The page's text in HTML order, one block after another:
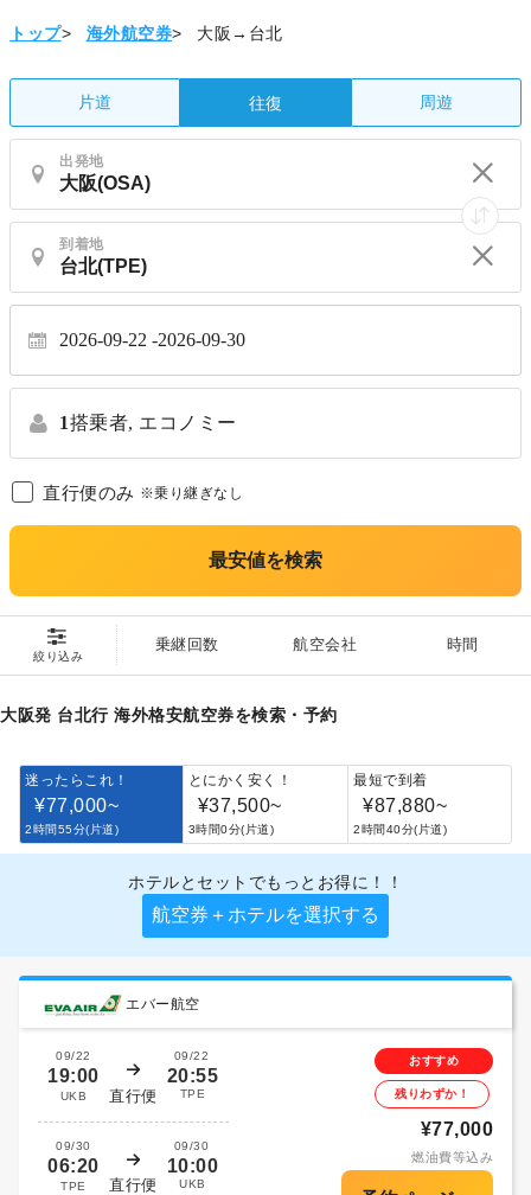
トップ> 海外航空券> 大阪→台北
片道 往復 周遊
出発地
到着地
2026-09-22 2026-09-30
1搭乗者, エコノミー
直行便のみ ※乗り継ぎなし
最安値を検索
絞り込み
乗継回数 航空会社 時間
大阪発 台北行 海外格安航空券を検索・予約
迷ったらこれ！
¥77,000~
2時間55分(片道)
とにかく安く！
¥37,500~
3時間0分(片道)
最短で到着
¥87,880~
2時間40分(片道)
ホテルとセットでもっとお得に！！
航空券＋ホテルを選択する
エバー航空
09/22
19:00
UKB 直行便
09/22
20:55
TPE
09/30
06:20
TPE 直行便
09/30
10:00
UKB
おすすめ
残りわずか！
¥77,000
燃油費等込み